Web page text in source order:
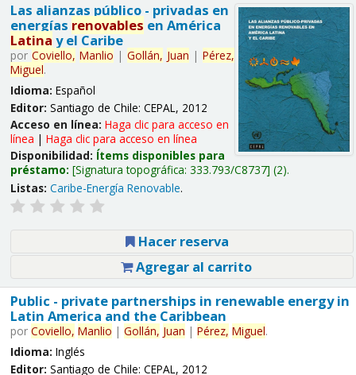
Las alianzas público - privadas en
energías renovables en América
Latina y el Caribe
por Coviello, Manlio | Gollán, Juan | Pérez,
Miguel.
Idioma: Español
Editor: Santiago de Chile: CEPAL, 2012
Acceso en línea: Haga clic para acceso en
línea | Haga clic para acceso en línea
Disponibilidad: Ítems disponibles para
préstamo: Signatura topográfica: 333.793/C8737 (2).
Listas: Caribe-Energía Renovable.
Hacer reserva
Agregar al carrito
Public - private partnerships in renewable energy in
Latin America and the Caribbean
por Coviello, Manlio | Gollán, Juan | Pérez, Miguel.
Idioma: Inglés
Editor: Santiago de Chile: CEPAL, 2012